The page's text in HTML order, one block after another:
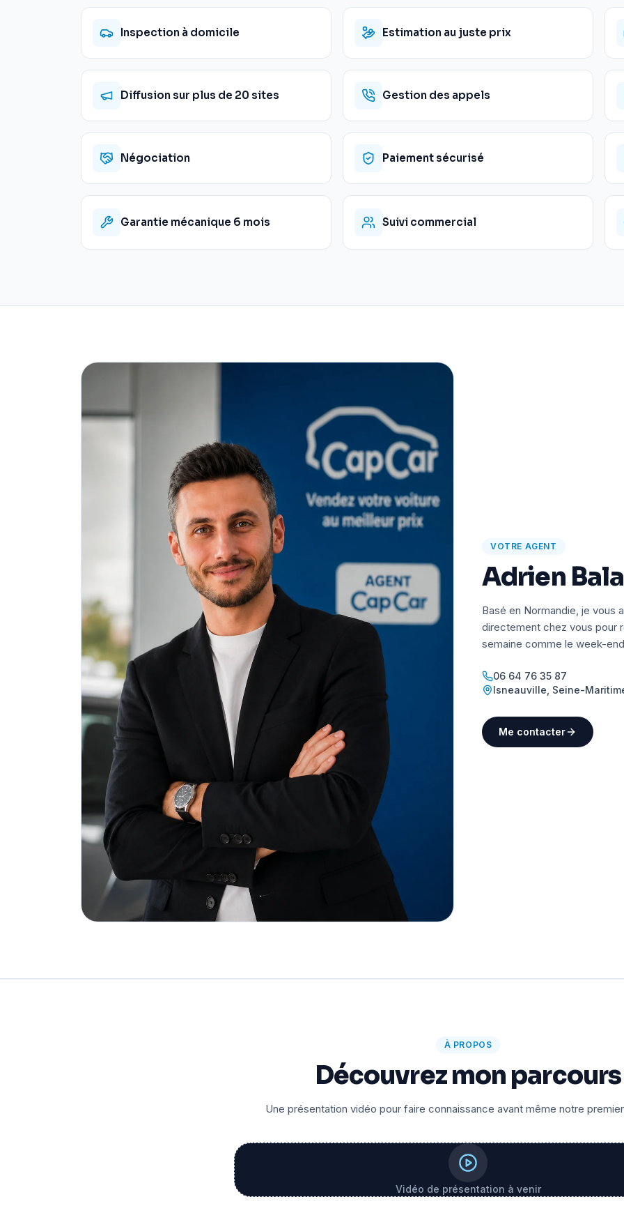
Inspection à domicile Estimation au juste prix
Diffusion sur plus de 20 sites Gestion des appels
Négociation Paiement sécurisé
Garantie mécanique 6 mois Suivi commercial
VOTRE AGENT
Adrien
Basé en Normandie, je vous
directement chez vous pour
semaine comme le week-
06 64 76 35 87
Isneauville Seine-
Me contacter
À PROPOS
Découvrez mon parcours
Une présentation vidéo pour faire connaissance avant même notre
Vidéo de présentation à venir